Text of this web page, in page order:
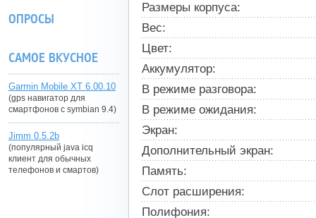
Размеры корпуса:
Вес:
Цвет:
Аккумулятор:
В режиме разговора:
В режиме ожидания:
Экран:
Дополнительный экран:
Память:
Слот расширения:
Полифония:
ОПРОСЫ
САМОЕ ВКУСНОЕ
Garmin Mobile XT 6.00.10
(gps навигатор для
смартфонов с symbian 9.4)
Jimm 0.5.2b
(популярный java icq
клиент для обычных
телефонов и смартов)